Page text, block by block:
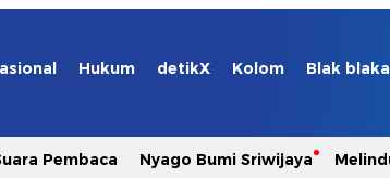
Hukum detikX Kolom Blak
Pembaca Nyago Bumi Sriwijaya